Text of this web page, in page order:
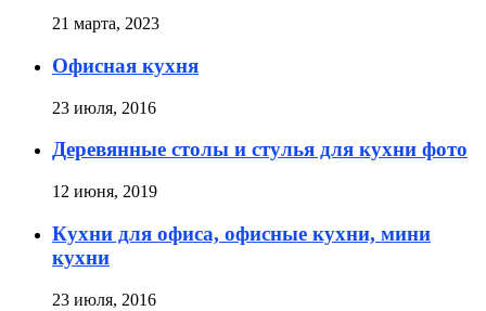
21 марта, 2023
Офисная кухня
23 июля, 2016
Деревянные столы и стулья для кухни фото
12 июня, 2019
Кухни для офиса, офисные кухни, мини
кухни
23 июля, 2016